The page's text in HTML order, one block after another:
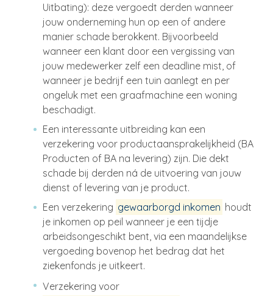
Uitbating): deze vergoedt derden wanneer
jouw onderneming hun op een of andere
manier schade berokkent. Bijvoorbeeld
wanneer een klant door een vergissing van
jouw medewerker zelf een deadline mist, of
wanneer je bedrijf een tuin aanlegt en per
ongeluk met een graafmachine een woning
beschadigt.
Een interessante uitbreiding kan een
verzekering voor productaansprakelijkheid (BA
Producten of BA na levering) zijn. Die dekt
schade bij derden ná de uitvoering van jouw
dienst of levering van je product.
Een verzekering gewaarborgd inkomen houdt
je inkomen op peil wanneer je een tijdje
arbeidsongeschikt bent, via een maandelijkse
vergoeding bovenop het bedrag dat het
ziekenfonds je uitkeert.
Verzekering voor